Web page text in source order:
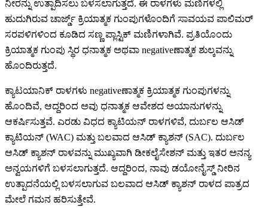
ನೀರನ್ನು ಉತ್ಪಾದಿಸಲು ಬಳಸಲಾಗುತ್ತದೆ. ಈ ರಾಳಗಳು ಮಣಿಗಳಲ್ಲಿ
ಹುದುಗಿರುವ ಚಾರ್ಜ್ಡ್ ಕ್ರಿಯಾತ್ಮಕ ಗುಂಪುಗಳೊಂದಿಗೆ ಸಾವಯವ ಪಾಲಿಮರ್
ಸರಪಳಿಗಳಿಂದ ಕೂಡಿದ ಸಣ್ಣ ಪ್ಲಾಸ್ಟಿಕ್ ಮಣಿಗಳಾಗಿವೆ. ಪ್ರತಿಯೊಂದು
ಕ್ರಿಯಾತ್ಮಕ ಗುಂಪು ಸ್ಥಿರ ಧನಾತ್ಮಕ ಅಥವಾ negativeಣಾತ್ಮಕ ಶುಲ್ಕವನ್ನು
ಹೊಂದಿರುತ್ತದೆ.
ಕ್ಯಾಟಯಾನಿಕ್ ರಾಳಗಳು negativeಣಾತ್ಮಕ ಕ್ರಿಯಾತ್ಮಕ ಗುಂಪುಗಳನ್ನು
ಹೊಂದಿವೆ, ಆದ್ದರಿಂದ ಅವು ಧನಾತ್ಮಕ ಆವೇಶದ ಅಯಾನುಗಳನ್ನು
ಆಕರ್ಷಿಸುತ್ತವೆ. ಎರಡು ವಿಧದ ಕ್ಯಾಟಿಯನ್ ರಾಳಗಳಿವೆ, ದುರ್ಬಲ ಆಸಿಡ್
ಕ್ಯಾಟಿಯನ್ (WAC) ಮತ್ತು ಬಲವಾದ ಆಸಿಡ್ ಕ್ಯಾಶನ್ (SAC). ದುರ್ಬಲ
ಆಸಿಡ್ ಕ್ಯಾಶನ್ ರಾಳವನ್ನು ಮುಖ್ಯವಾಗಿ ಡೀಕಲೈಸೇಶನ್ ಮತ್ತು ಇತರ ಅನನ್ಯ
ಅನ್ವಯಗಳಿಗೆ ಬಳಸಲಾಗುತ್ತದೆ. ಆದ್ದರಿಂದ, ನಾವು ಡಯೋನೈಸ್ಡ್ ನೀರಿನ
ಉತ್ಪಾದನೆಯಲ್ಲಿ ಬಳಸಲಾಗುವ ಬಲವಾದ ಆಸಿಡ್ ಕ್ಯಾಶನ್ ರಾಳದ ಪಾತ್ರದ
ಮೇಲೆ ಗಮನ ಹರಿಸುತ್ತೇವೆ.